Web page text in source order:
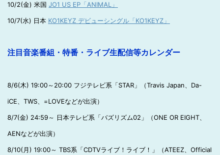
10/2(金) 米国 JO1 US EP「ANIMAL」
10/7(水) 日本 KO1KEYZ デビューシングル「KO1KEYZ」
注目音楽番組・特番・ライブ生配信等カレンダー
8/6(木) 19:00～20:00 フジテレビ系「STAR」（Travis Japan、Da-
iCE、TWS、=LOVEなどが出演）
8/7(金) 24:59～ 日本テレビ系「バズリズム02」（ONE OR EIGHT、
AENなどが出演）
8/10(月) 19:00～ TBS系「CDTVライブ！ライブ！」（ATEEZ、Official